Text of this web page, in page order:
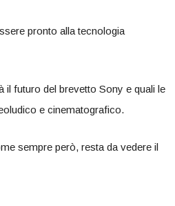
pronto alla tecnologia
il futuro del brevetto Sony e quali le
e cinematografico.
sempre però, resta da vedere il